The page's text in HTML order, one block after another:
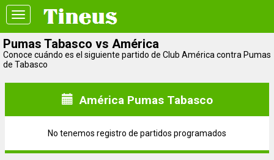
Toggle
navigation
Pumas Tabasco vs América
Conoce cuándo es el siguiente partido de Club América contra Pumas
de Tabasco
América Pumas Tabasco
No tenemos registro de partidos programados